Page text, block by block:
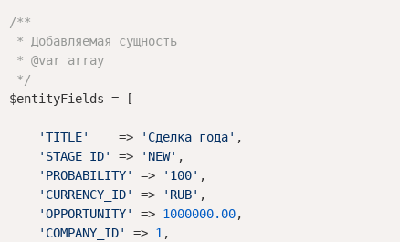
/**
* Добавляемая сущность
* @var array
*/
$entityFields = [
'TITLE'
    =>
'Сделка года' ,
'STAGE_ID'
=> 'NEW' ,
'PROBABILITY'
=> '100' ,
'CURRENCY_ID'
=> 'RUB' ,
'OPPORTUNITY'
=> 1000000.00,
'COMPANY_ID'
=> 1,